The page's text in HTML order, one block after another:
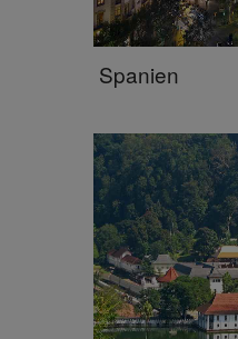
Spanien